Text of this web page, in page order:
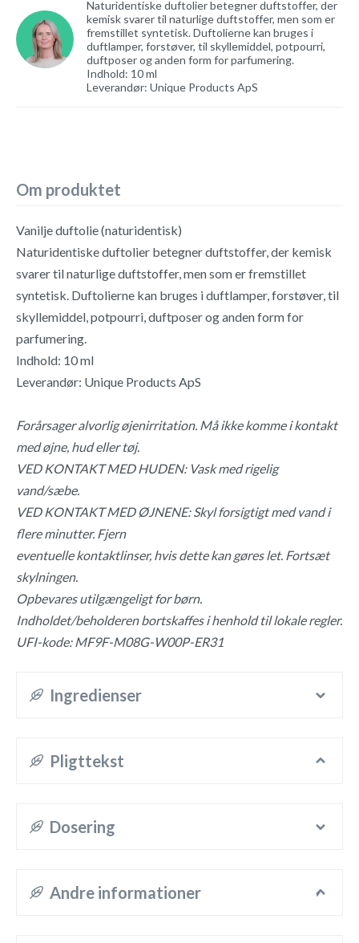
Naturidentiske duftolier betegner duftstoffer, der
kemisk svarer til naturlige duftstoffer, men som er
fremstillet syntetisk. Duftolierne kan bruges i
duftlamper, forstøver, til skyllemiddel, potpourri,
duftposer og anden form for parfumering.
Indhold: 10 ml
Leverandør: Unique Products ApS
Om produktet
Vanilje duftolie (naturidentisk)
Naturidentiske duftolier betegner duftstoffer, der kemisk
svarer til naturlige duftstoffer, men som er fremstillet
syntetisk. Duftolierne kan bruges i duftlamper, forstøver, til
skyllemiddel, potpourri, duftposer og anden form for
parfumering.
Indhold: 10 ml
Leverandør: Unique Products ApS
Forårsager alvorlig øjenirritation. Må ikke komme i kontakt
med øjne, hud eller tøj.
VED KONTAKT MED HUDEN: Vask med rigelig
vand/sæbe.
VED KONTAKT MED ØJNENE: Skyl forsigtigt med vand i
flere minutter. Fjern
eventuelle kontaktlinser, hvis dette kan gøres let. Fortsæt
skylningen.
Opbevares utilgængeligt for børn.
Indholdet/beholderen bortskaffes i henhold til lokale regler.
UFI-kode: MF9F-M08G-W00P-ER31
Ingredienser
Pligttekst
Dosering
Andre informationer